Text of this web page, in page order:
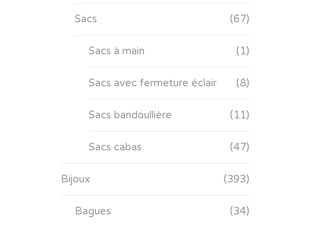
Sacs (67)
Sacs à main (1)
Sacs avec fermeture éclair (8)
Sacs bandoullière (11)
Sacs cabas (47)
Bijoux (393)
Bagues (34)